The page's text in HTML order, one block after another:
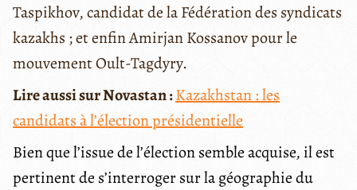
Taspikhov, candidat de la Fédération des syndicats
kazakhs ; et enfin Amirjan Kossanov pour le
mouvement Oult-Tagdyry.
Lire aussi sur Novastan :Kazakhstan : les
candidats à l’élection présidentielle
Bien que l’issue de l’élection semble acquise, il est
pertinent de s’interroger sur la géographie du